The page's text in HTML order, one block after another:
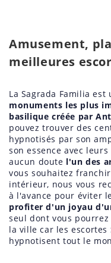
Amusement,
meilleures
La Sagrada Familia
monuments les plus
basilique créée par
pouvez trouver des
hypnotisés par son
son essence avec
aucun doute l'un des
vous souhaitez
intérieur, nous vous
à l'avance pour éviter
profiter d'un joyau
seul dont vous
la ville car les escortes
hypnotisent tout le